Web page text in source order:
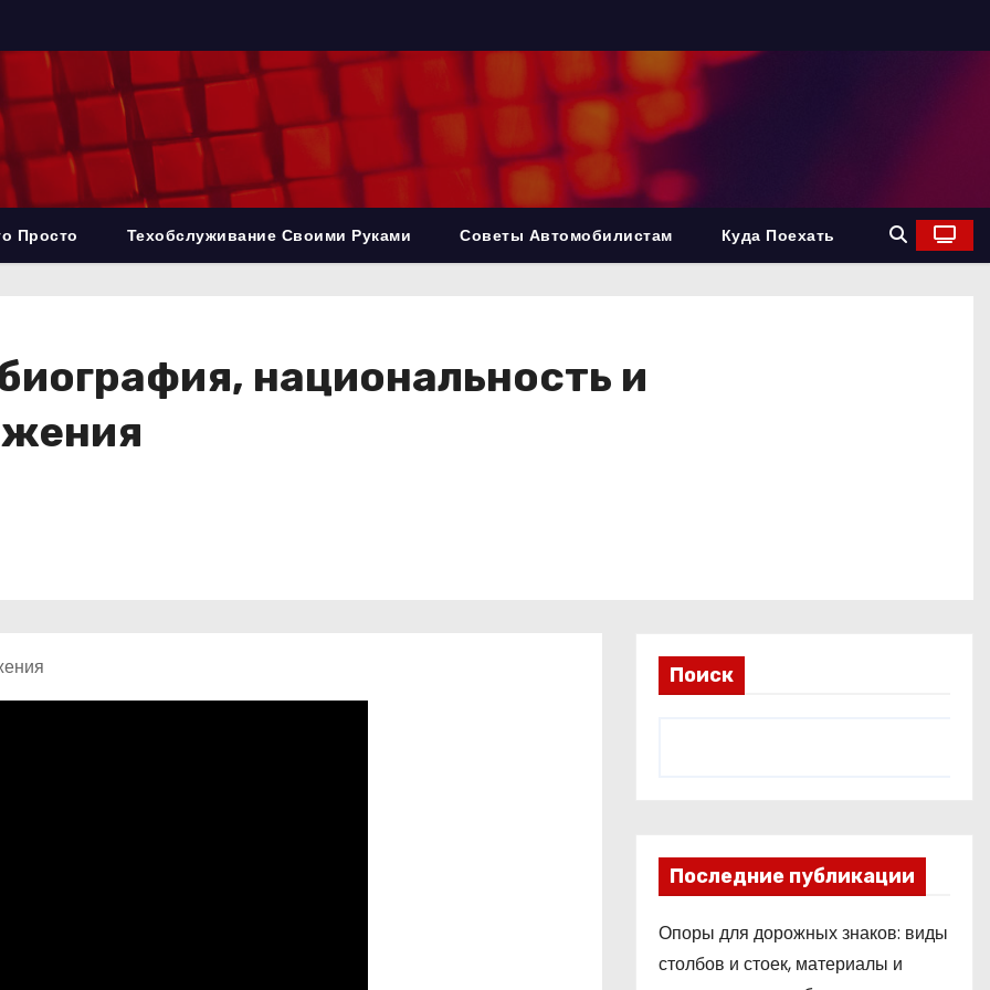
Просто Техобслуживание Своими Руками Советы Автомобилистам Куда Поехать
национальность и
Поиск
Последние публикации
Опоры для дорожных знаков: виды
столбов и стоек, материалы и